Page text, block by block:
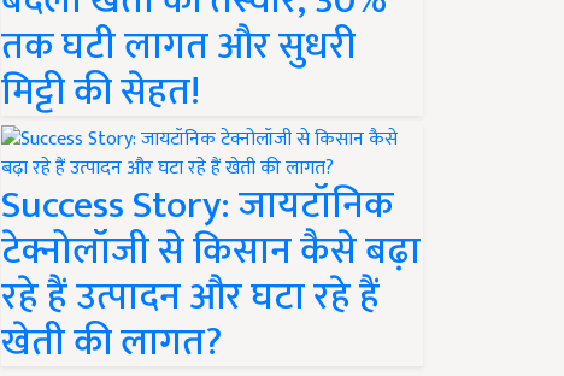
तक घटी लागत और सुधरी
मिट्टी की सेहत!
Success Story: जायटॉनिक
टेक्नोलॉजी से किसान कैसे बढ़ा
रहे हैं उत्पादन और घटा रहे हैं
खेती की लागत?